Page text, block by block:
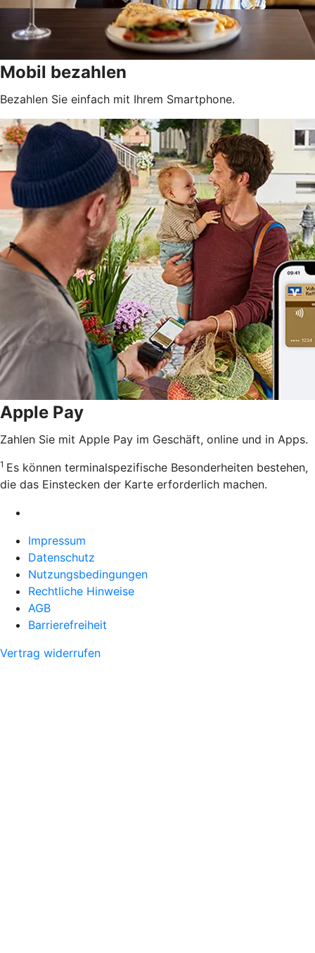
Mobil bezahlen
Bezahlen Sie einfach mit Ihrem Smartphone.
Apple Pay
Zahlen Sie mit Apple Pay im Geschäft, online und in Apps.
1 Es können terminalspezifische Besonderheiten bestehen,
die das Einstecken der Karte erforderlich machen.
Impressum
Datenschutz
Nutzungsbedingungen
Rechtliche Hinweise
AGB
Barrierefreiheit
Vertrag widerrufen